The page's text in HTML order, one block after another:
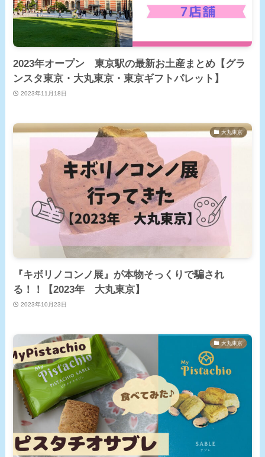
2023年オープン 東京駅の最新お土産まとめ【グラ
ンスタ東京・大丸東京・東京ギフトパレット】
2023年11月18日
大丸東京
『キボリノコンノ展』が本物そっくりで騙され
る！！【2023年 大丸東京】
2023年10月23日
大丸東京